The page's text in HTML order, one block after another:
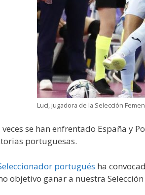
Luci, jugadora de la Selección
se han enfrentado España y
portuguesas.
portugués ha
objetivo ganar a nuestra